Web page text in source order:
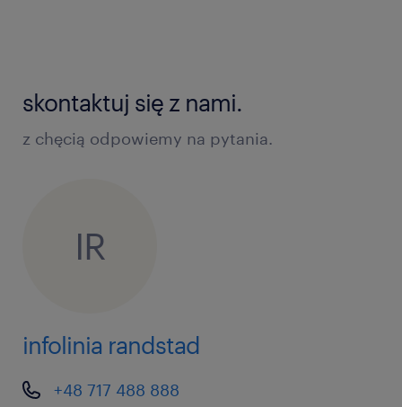
ответственность и честность
Подайте заявку прямо сейчас! Звоните на нашу
skontaktuj się z nami.
z chęcią odpowiemy na pytania.
IR
infolinia randstad
+48 717 488 888